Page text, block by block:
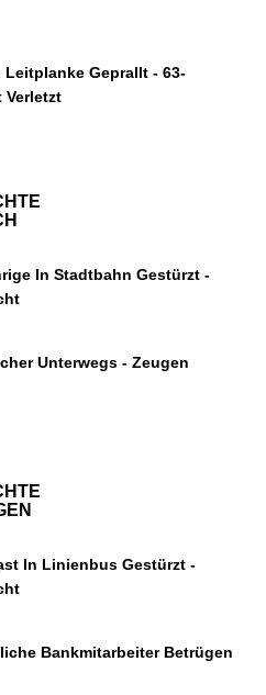
Leitplanke Geprallt - 63-
Verletzt
In Stadtbahn Gestürzt -
Unterwegs - Zeugen
In Linienbus Gestürzt -
Bankmitarbeiter Betrügen